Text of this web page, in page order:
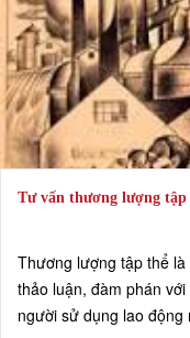
Tư vấn thương lượng tập
Thương lượng tập thể
thảo luận, đàm phán
người sử dụng lao động